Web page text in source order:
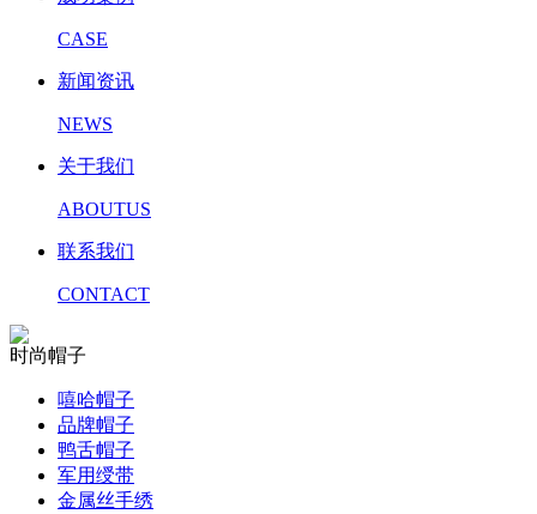
CASE
新闻资讯
NEWS
关于我们
ABOUTUS
联系我们
CONTACT
时尚帽子
嘻哈帽子
品牌帽子
鸭舌帽子
军用绶带
金属丝手绣